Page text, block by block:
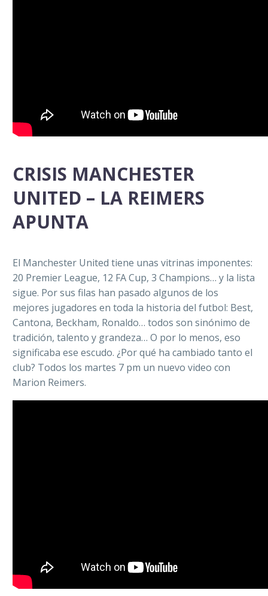
CRISIS MANCHESTER
UNITED – LA REIMERS
APUNTA
El Manchester United tiene unas vitrinas imponentes:
20 Premier League, 12 FA Cup, 3 Champions… y la lista
sigue. Por sus filas han pasado algunos de los
mejores jugadores en toda la historia del futbol: Best,
Cantona, Beckham, Ronaldo… todos son sinónimo de
tradición, talento y grandeza… O por lo menos, eso
significaba ese escudo. ¿Por qué ha cambiado tanto el
club? Todos los martes 7 pm un nuevo video con
Marion Reimers.